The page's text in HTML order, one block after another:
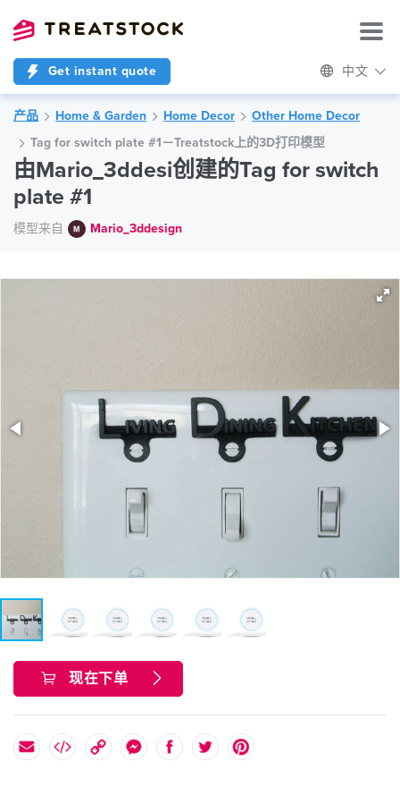
Get instant quote 中文
产品 Home & Garden Home Decor
Other Home Decor
Tag for switch plate #1－Treatstock上的3D打印模型
由Mario_3ddesi创建的Tag for switch
plate #1
模型来自 Mario_3ddesign
现在下单